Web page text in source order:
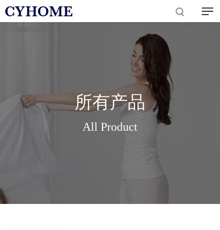
所有产品
All Product